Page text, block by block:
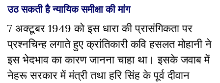
उठ सकती है न्यायिक समीक्षा की मांग
7 अक्टूबर 1949 को इस धारा की प्रासंगिकता पर
प्रश्नचिन्ह लगाते हुए क्रांतिकारी कवि हसलत मोहानी ने
इस भेदभाव का कारण जानना चाहा था। इसके जवाब में
नेहरू सरकार में मंत्री तथा हरि सिंह के पूर्व दीवान